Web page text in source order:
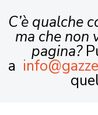
C’è qualche
ma che non
pagina?
a